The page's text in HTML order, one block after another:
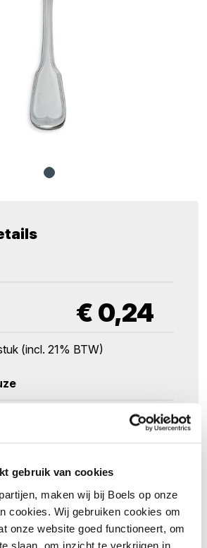
gebruik van cookies
maken wij bij Boels op onze
cookies. Wij gebruiken cookies om
onze website goed functioneert, om
slaan, om inzicht te verkrijgen in
€ 0,24
(incl. 21% BTW)